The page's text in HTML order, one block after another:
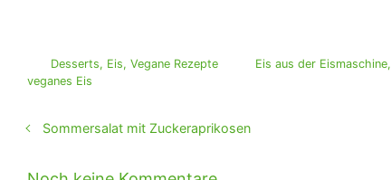
Desserts, Eis, Vegane Rezepte Eis aus der Eismaschine,
veganes Eis
Sommersalat mit Zuckeraprikosen